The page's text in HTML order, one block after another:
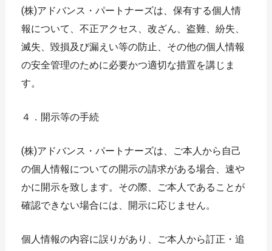
(株)アドバンス・パートナーズは、保有する個人情
報について、不正アクセス、改ざん、盗難、紛失、
滅失、毀損及び漏えい等の防止、その他の個人情報
の安全管理のために必要かつ適切な措置を講じま
す。
４．開示等の手続
(株)アドバンス・パートナーズは、ご本人から自己
の個人情報についての開示の請求がある場合、速や
かに開示を致します。その際、ご本人であることが
確認できない場合には、開示に応じません。
個人情報の内容に誤りがあり、ご本人から訂正・追